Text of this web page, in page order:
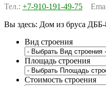
Тел.: +7-910-191-49-75
Вы здесь: Дом из бруса
Вид строения
Площадь строения
Стоимость строения